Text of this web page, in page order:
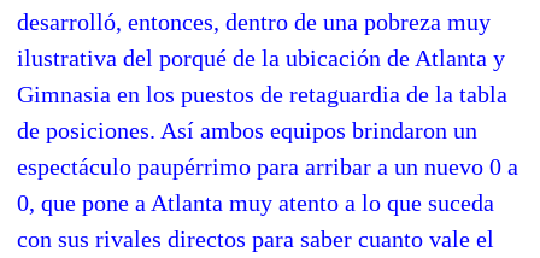
desarrolló, entonces, dentro de una pobreza muy
ilustrativa del porqué de la ubicación de Atlanta y
Gimnasia en los puestos de retaguardia de la tabla
de posiciones. Así ambos equipos brindaron un
espectáculo paupérrimo para arribar a un nuevo 0 a
0, que pone a Atlanta muy atento a lo que suceda
con sus rivales directos para saber cuanto vale el